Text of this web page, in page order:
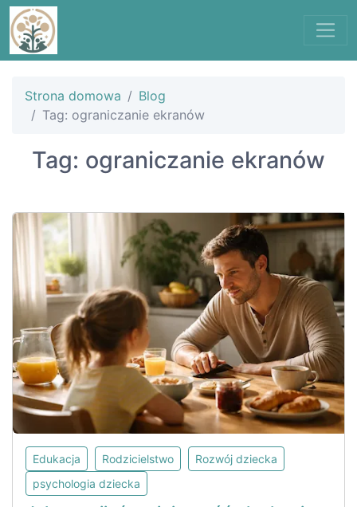
Strona domowa
Blog
Tag: ograniczanie ekranów
Tag: ograniczanie ekranów
Edukacja Rodzicielstwo
Rozwój dziecka
psychologia dziecka